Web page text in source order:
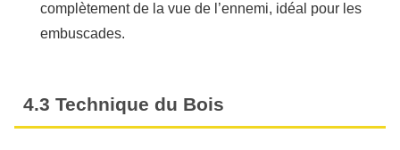
complètement de la vue de l’ennemi, idéal pour les
embuscades.
4.3 Technique du Bois